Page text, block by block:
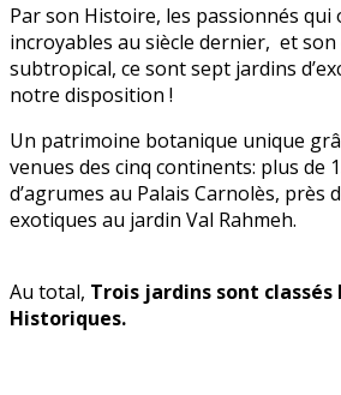
Par son Histoire, les passionnés qui
incroyables au siècle dernier, et son
subtropical, ce sont sept jardins
notre disposition !
Un patrimoine botanique unique
venues des cinq continents: plus de
d’agrumes au Palais Carnolès, près
exotiques au jardin Val Rahmeh.
Au total, Trois jardins sont
Historiques.